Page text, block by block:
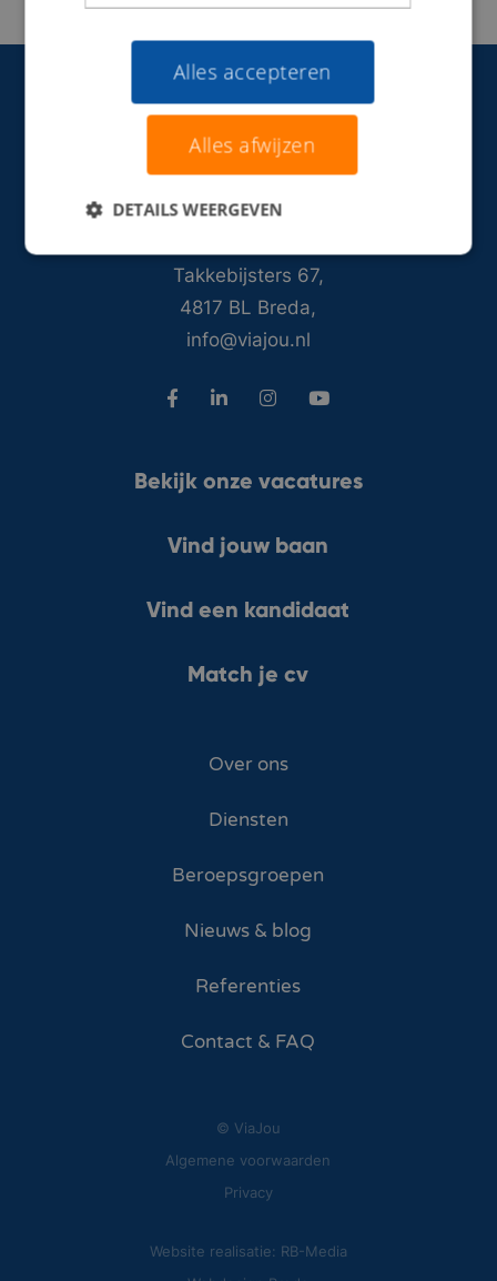
Takkebijsters 67,
4817 BL Breda,
info@viajou.nl
Bekijk onze vacatures
Vind jouw baan
Vind een kandidaat
Match je cv
Over ons
Diensten
Beroepsgroepen
Nieuws & blog
Referenties
Contact & FAQ
© ViaJou
Algemene voorwaarden
Privacy
Website realisatie: RB-Media
Alles accepteren
Alles afwijzen
DETAILS WEERGEVEN